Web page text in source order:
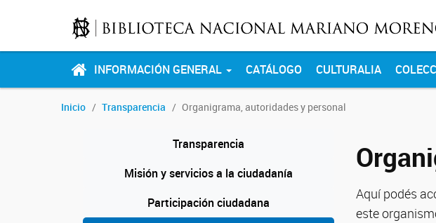
INFORMACIÓN GENERAL CATÁLOGO CULTURALIA
Inicio Transparencia Organigrama, autoridades y personal
Transparencia
Misión y servicios a la ciudadanía
Participación ciudadana
Aquí podés
este